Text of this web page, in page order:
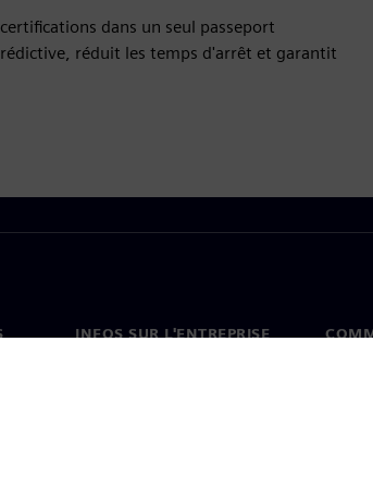
dans un seul passeport
réduit les temps d'arrêt et garantit
INFOS SUR L'ENTREPRISE